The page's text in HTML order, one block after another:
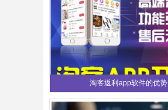
淘客返利app软件的优势